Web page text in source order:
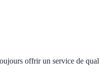
offrir un service de